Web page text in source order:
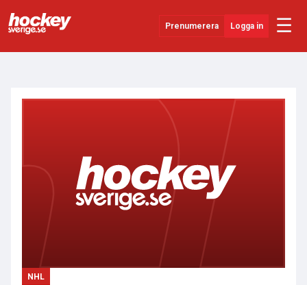
Prenumerera Logga in ☰
NHL